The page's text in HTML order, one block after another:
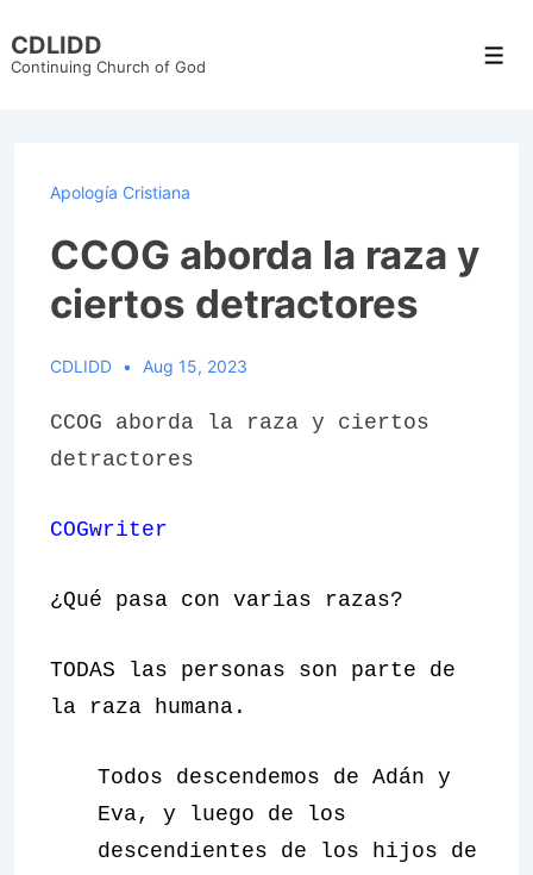
Skip
CDLIDD
Continuing Church of God
Apología Cristiana
CCOG aborda la raza y
ciertos detractores
CDLIDD Aug 15, 2023
CCOG aborda la raza y ciertos
detractores
COGwriter
¿Qué pasa con varias razas?
TODAS las personas son parte de
la raza humana.
Todos descendemos de Adán y
Eva, y luego de los
descendientes de los hijos de